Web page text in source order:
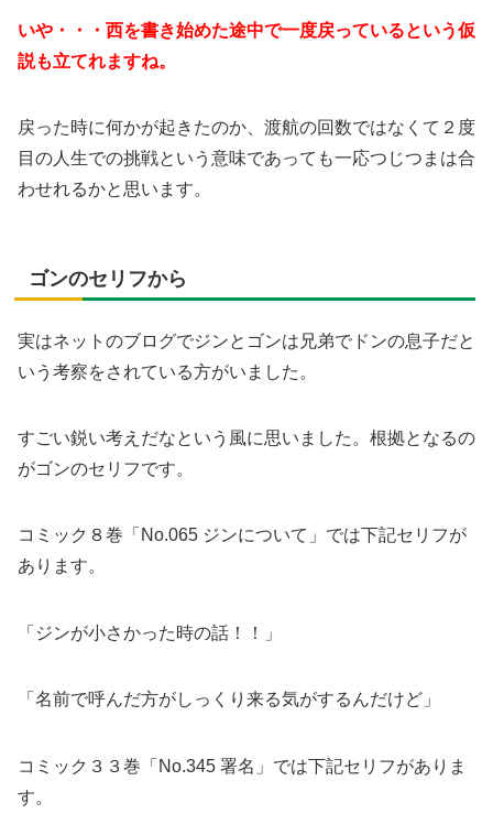
いや・・・西を書き始めた途中で一度戻っているという仮
説も立てれますね。
戻った時に何かが起きたのか、渡航の回数ではなくて２度
目の人生での挑戦という意味であっても一応つじつまは合
わせれるかと思います。
ゴンのセリフから
実はネットのブログでジンとゴンは兄弟でドンの息子だと
いう考察をされている方がいました。
すごい鋭い考えだなという風に思いました。根拠となるの
がゴンのセリフです。
コミック８巻「No.065 ジンについて」では下記セリフが
あります。
「ジンが小さかった時の話！！」
「名前で呼んだ方がしっくり来る気がするんだけど」
コミック３３巻「No.345 署名」では下記セリフがありま
す。